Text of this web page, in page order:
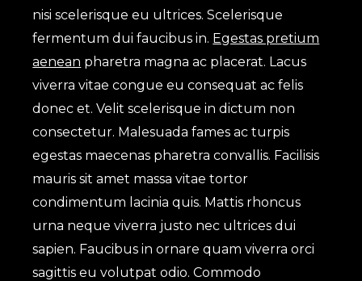
nisi scelerisque eu ultrices. Scelerisque
fermentum dui faucibus in. Egestas pretium
aenean pharetra magna ac placerat. Lacus
viverra vitae congue eu consequat ac felis
donec et. Velit scelerisque in dictum non
consectetur. Malesuada fames ac turpis
egestas maecenas pharetra convallis. Facilisis
mauris sit amet massa vitae tortor
condimentum lacinia quis. Mattis rhoncus
urna neque viverra justo nec ultrices dui
sapien. Faucibus in ornare quam viverra orci
sagittis eu volutpat odio. Commodo